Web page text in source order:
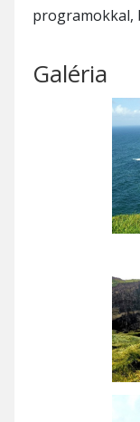
programokkal,
Galéria